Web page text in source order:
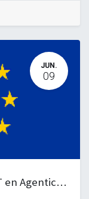
JUN.
09
Van Prompt naar Agent: ChatGPT en Agentic AI in het volwassenenonderwijs